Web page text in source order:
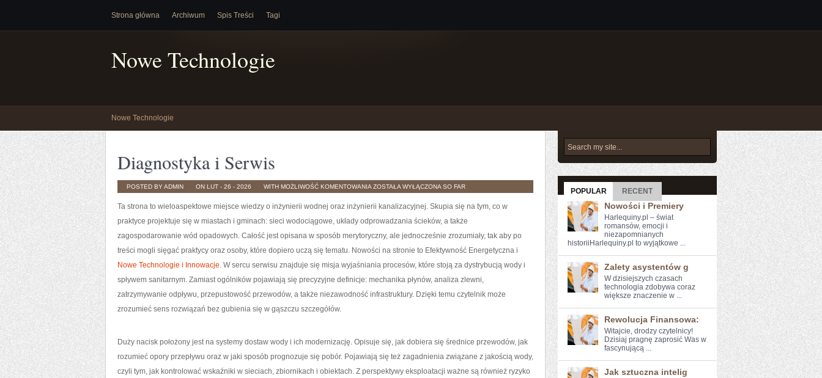
Strona główna Archiwum Spis Treści Tagi
Nowe Technologie
Nowe Technologie
Diagnostyka i Serwis
POSTED BY ADMIN ON LUT - 26 - 2026 WITH MOŻLIWOŚĆ KOMENTOWANIA DIAGNOSTYKA
I
ZOSTAŁA WYŁĄCZONA SO FAR
Ta strona to wieloaspektowe miejsce wiedzy o inżynierii wodnej oraz inżynierii kanalizacyjnej. Skupia się na tym, co w
praktyce projektuje się w miastach i gminach: sieci wodociągowe, układy odprowadzania ścieków, a także
zagospodarowanie wód opadowych. Całość jest opisana w sposób merytoryczny, ale jednocześnie zrozumiały, tak aby po
treści mogli sięgać praktycy oraz osoby, które dopiero uczą się tematu. Nowości na stronie to Efektywność Energetyczna i
Nowe Technologie i Innowacje. W sercu serwisu znajduje się misja wyjaśniania procesów, które stoją za dystrybucją wody i
spływem sanitarnym. Zamiast ogólników pojawiają się precyzyjne definicje: mechanika płynów, analiza zlewni,
zatrzymywanie odpływu, przepustowość przewodów, a także niezawodność infrastruktury. Dzięki temu czytelnik może
zrozumieć sens rozwiązań bez gubienia się w gąszczu szczegółów.
Duży nacisk położony jest na systemy dostaw wody i ich modernizację. Opisuje się, jak dobiera się średnice przewodów, jak
rozumieć opory przepływu oraz w jaki sposób prognozuje się pobór. Pojawiają się też zagadnienia związane z jakością wody,
czyli tym, jak kontrolować wskaźniki w sieciach, zbiornikach i obiektach. Z perspektywy eksploatacji ważne są również ryzyko
POPULAR RECENT
Nowości i Premiery
Harlequiny.pl – świat
romansów, emocji i
niezapomnianych
historiiHarlequiny.pl to wyjątkowe ...
Zalety asystentów g
W⁢ dzisiejszych⁢ czasach
technologia zdobywa coraz
większe znaczenie w ...
Rewolucja Finansowa:
Witajcie, drodzy czytelnicy!
Dzisiaj pragnę zaprosić Was⁢ w
fascynującą ...
Jak sztuczna intelig